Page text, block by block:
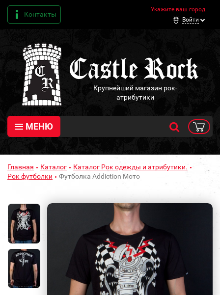
Контакты
Укажите ваш город
Войти
Крупнейший магазин рок-
атрибутики
МЕНЮ
Главная Каталог
Каталог Рок одежды и атрибутики.
Рок футболки
Футболка Addiction Мото